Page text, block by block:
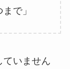
で」
ていません